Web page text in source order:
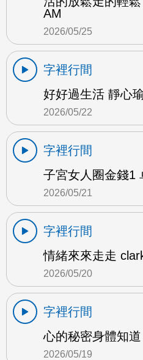
AM
2026/05/25
字裡行間
好好過生活 靜心
2026/05/22
字裡行間
子宮女人圈金錢1
2026/05/21
字裡行間
情緒來來走走
2026/05/20
字裡行間
心的秘密身體知
2026/05/19